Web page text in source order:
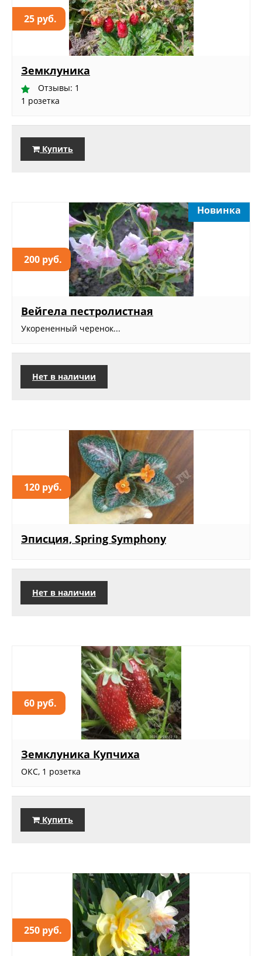
25 руб.
Земклуника
Отзывы: 1
1 розетка
Купить
200 руб.
Новинка
Вейгела пестролистная
Укорененный черенок...
Нет в наличии
120 руб.
Эписция, Spring Symphony
Нет в наличии
60 руб.
Земклуника Купчиха
ОКС, 1 розетка
Купить
250 руб.